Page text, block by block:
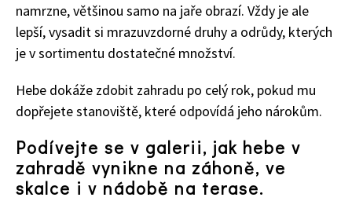
namrzne, většinou samo na jaře obrazí. Vždy je ale
lepší, vysadit si mrazuvzdorné druhy a odrůdy, kterých
je v sortimentu dostatečné množství.
Hebe dokáže zdobit zahradu po celý rok, pokud mu
dopřejete stanoviště, které odpovídá jeho nárokům.
Podívejte se v galerii, jak hebe v
zahradě vynikne na záhoně, ve
skalce i v nádobě na terase.